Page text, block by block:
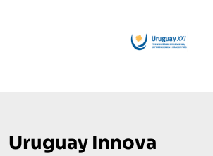
Uruguay Innova